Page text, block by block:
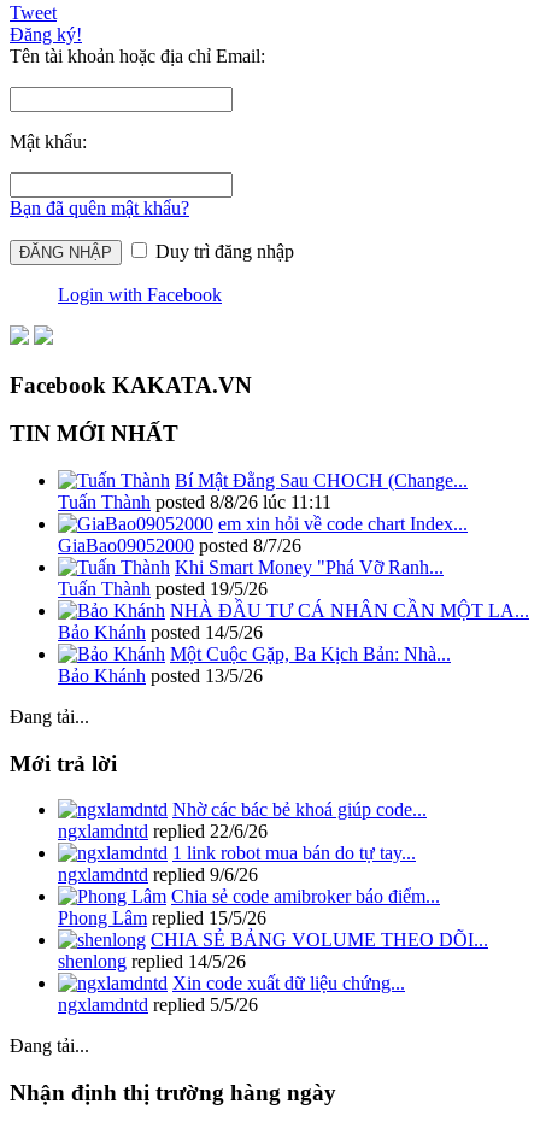
Tweet
Đăng ký!
Tên tài khoản hoặc địa chỉ Email:
Mật khẩu:
Bạn đã quên mật khẩu?
Duy trì đăng nhập
Login with Facebook
Facebook KAKATA.VN
TIN MỚI NHẤT
Bí Mật Đằng Sau CHOCH (Change...
Tuấn Thành posted 8/8/26 lúc 11:11
em xin hỏi về code chart Index...
GiaBao09052000 posted 8/7/26
Khi Smart Money "Phá Vỡ Ranh...
Tuấn Thành posted 19/5/26
NHÀ ĐẦU TƯ CÁ NHÂN CẦN MỘT LA...
Bảo Khánh posted 14/5/26
Một Cuộc Gặp, Ba Kịch Bản: Nhà...
Bảo Khánh posted 13/5/26
Đang tải...
Mới trả lời
Nhờ các bác bẻ khoá giúp code...
ngxlamdntd replied 22/6/26
1 link robot mua bán do tự tay...
ngxlamdntd replied 9/6/26
Chia sẻ code amibroker báo điểm...
Phong Lâm replied 15/5/26
CHIA SẺ BẢNG VOLUME THEO DÕI...
shenlong replied 14/5/26
Xin code xuất dữ liệu chứng...
ngxlamdntd replied 5/5/26
Đang tải...
Nhận định thị trường hàng ngày